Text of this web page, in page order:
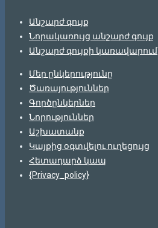
Անշարժ գույք
Նորակառույց անշարժ գույք
Անշարժ գույքի կառավարում
Մեր ընկերությունը
Ծառայություններ
Գործընկերներ
Նորություններ
Աշխատանք
Կայքից օգտվելու ուղեցույց
Հետադարձ կապ
{Privacy_policy}